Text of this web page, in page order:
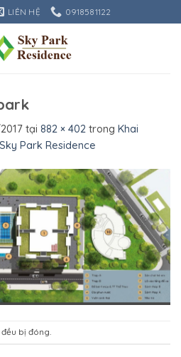
LIÊN HỆ 0918581122
tại 882 × 402 trong Khai
Park Residence
bị đóng.